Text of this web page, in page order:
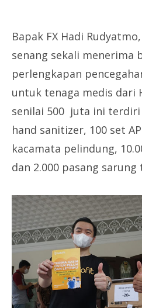
Bapak FX Hadi
senang sekali menerima
perlengkapan
untuk tenaga medis dari
senilai 500 juta ini terdiri
hand sanitizer, 100 set
kacamata pelindung,
dan 2.000 pasang sarung